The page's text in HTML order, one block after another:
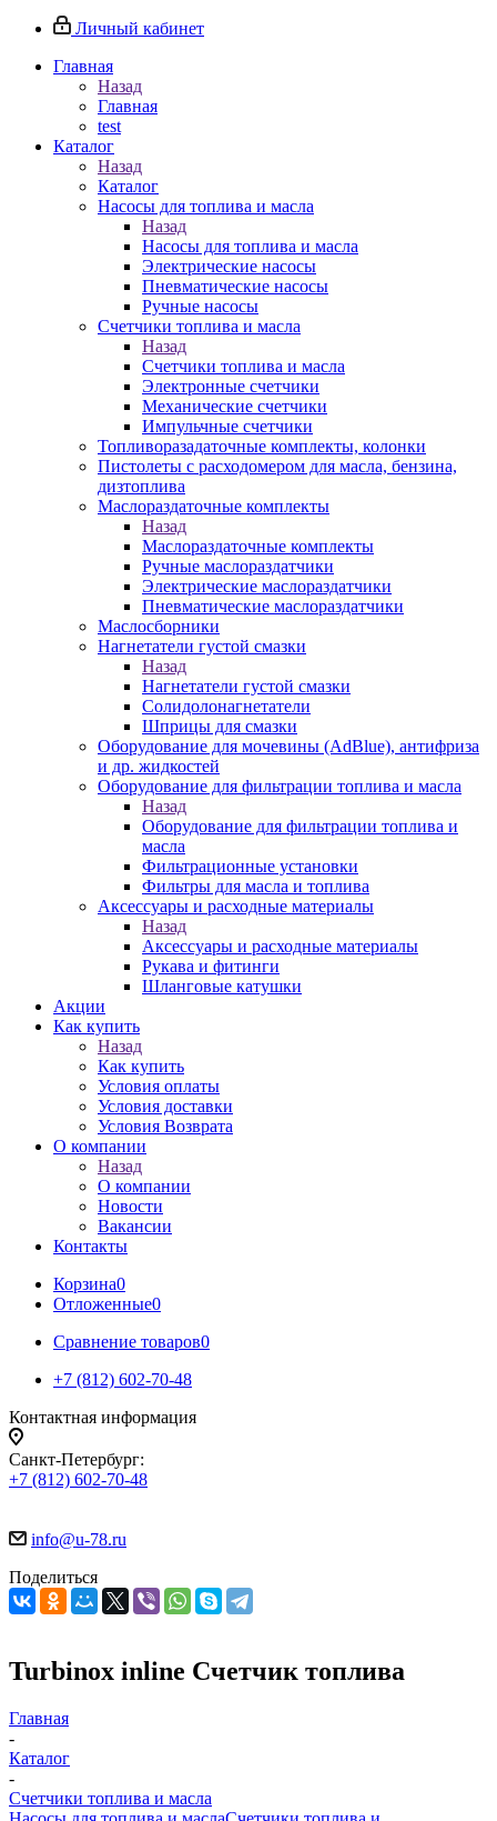
Личный кабинет
Главная
Назад
Главная
test
Каталог
Назад
Каталог
Насосы для топлива и масла
Назад
Насосы для топлива и масла
Электрические насосы
Пневматические насосы
Ручные насосы
Счетчики топлива и масла
Назад
Счетчики топлива и масла
Электронные счетчики
Механические счетчики
Импульчные счетчики
Топливоразадаточные комплекты, колонки
Пистолеты с расходомером для масла, бензина,
дизтоплива
Маслораздаточные комплекты
Назад
Маслораздаточные комплекты
Ручные маслораздатчики
Электрические маслораздатчики
Пневматические маслораздатчики
Маслосборники
Нагнетатели густой смазки
Назад
Нагнетатели густой смазки
Солидолонагнетатели
Шприцы для смазки
Оборудование для мочевины (AdBlue), антифриза
и др. жидкостей
Оборудование для фильтрации топлива и масла
Назад
Оборудование для фильтрации топлива и
масла
Фильтрационные установки
Фильтры для масла и топлива
Аксессуары и расходные материалы
Назад
Аксессуары и расходные материалы
Рукава и фитинги
Шланговые катушки
Акции
Как купить
Назад
Как купить
Условия оплаты
Условия доставки
Условия Возврата
О компании
Назад
О компании
Новости
Вакансии
Контакты
Корзина0
Отложенные0
Сравнение товаров0
+7 (812) 602-70-48
Контактная информация
Санкт-Петербург:
+7 (812) 602-70-48
info@u-78.ru
Поделиться
Turbinox inline Счетчик топлива
Главная
-
Каталог
-
Счетчики топлива и масла